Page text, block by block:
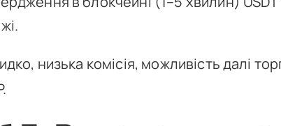
низька комісія, можливість далі